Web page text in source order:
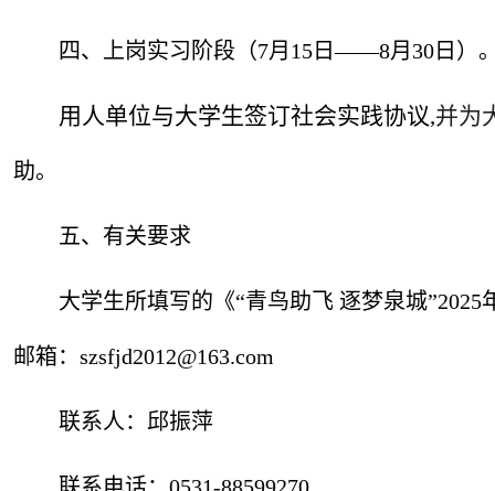
四、上岗实习阶段（7月15日——8月30日）
用人单位与大学生签订社会实践协议,并为
助。
五、有关要求
大学生所填写的《“青鸟助飞 逐梦泉城
邮箱：szsfjd2012@163.com
联系人：邱振萍